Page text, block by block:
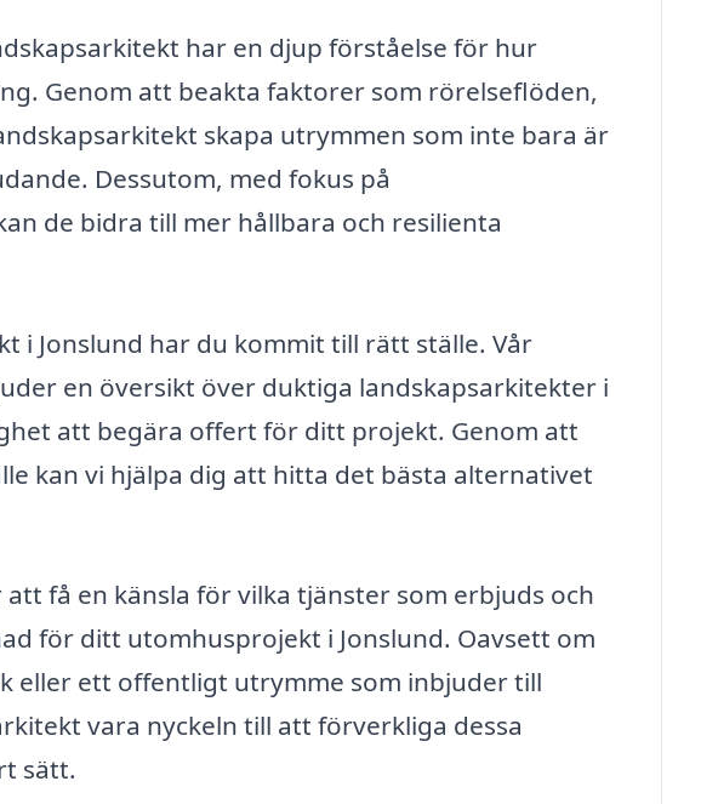
har en djup förståelse för hur
Genom att beakta faktorer som rörelseflöden,
skapa utrymmen som inte bara är
Dessutom, med fokus på
de bidra till mer hållbara och resilienta
i Jonslund har du kommit till rätt ställe. Vår
en översikt över duktiga landskapsarkitekter i
att begära offert för ditt projekt. Genom att
kan vi hjälpa dig att hitta det bästa alternativet
få en känsla för vilka tjänster som erbjuds och
för ditt utomhusprojekt i Jonslund. Oavsett om
eller ett offentligt utrymme som inbjuder till
vara nyckeln till att förverkliga dessa
sätt.